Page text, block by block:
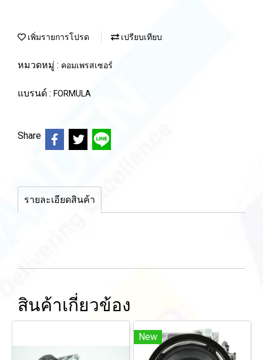
เพิ่มรายการโปรด เปรียบเทียบ
หมวดหมู่ : คอมเพรสเซอร์
แบรนด์ : FORMULA
Share
รายละเอียดสินค้า
สินค้าเกี่ยวข้อง
New